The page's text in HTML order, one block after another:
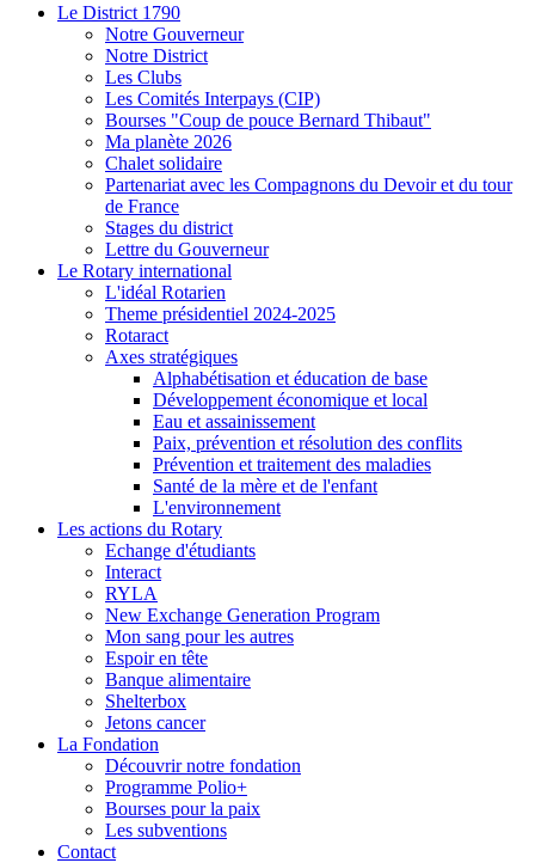
Le District 1790
Notre Gouverneur
Notre District
Les Clubs
Les Comités Interpays (CIP)
Bourses "Coup de pouce Bernard Thibaut"
Ma planète 2026
Chalet solidaire
Partenariat avec les Compagnons du Devoir et du tour
de France
Stages du district
Lettre du Gouverneur
Le Rotary international
L'idéal Rotarien
Theme présidentiel 2024-2025
Rotaract
Axes stratégiques
Alphabétisation et éducation de base
Développement économique et local
Eau et assainissement
Paix, prévention et résolution des conflits
Prévention et traitement des maladies
Santé de la mère et de l'enfant
L'environnement
Les actions du Rotary
Echange d'étudiants
Interact
RYLA
New Exchange Generation Program
Mon sang pour les autres
Espoir en tête
Banque alimentaire
Shelterbox
Jetons cancer
La Fondation
Découvrir notre fondation
Programme Polio+
Bourses pour la paix
Les subventions
Contact